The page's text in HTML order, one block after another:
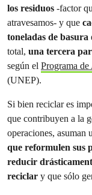
los residuos -factor
atravesamos- y que
toneladas de basura
total, una tercera
según el Programa
(UNEP).
Si bien reciclar es
que contribuyen a la
operaciones, asuman
que reformulen sus
reducir
reciclar y que sólo